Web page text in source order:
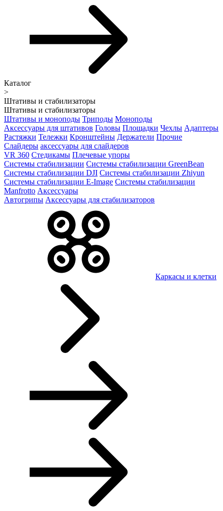
Каталог
>
Штативы и стабилизаторы
Штативы и стабилизаторы
Штативы и моноподы Триподы Моноподы
Аксессуары для штативов Головы Площадки Чехлы Адаптеры
Растяжки Тележки Кронштейны Держатели Прочие
Слайдеры аксессуары для слайдеров
VR 360 Стедикамы Плечевые упоры
Системы стабилизации Системы стабилизации GreenBean
Системы стабилизации DJI Системы стабилизации Zhiyun
Системы стабилизации E-Image Системы стабилизации
Manfrotto Аксессуары
Автогрипы Аксессуары для стабилизаторов
Каркасы и клетки